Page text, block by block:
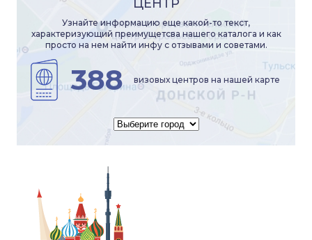
ЦЕНТР
Узнайте информацию еще какой-то текст,
характеризующий преимущетсва нашего каталога и как
просто на нем найти инфу с отзывами и советами.
388 визовых центров на нашей карте